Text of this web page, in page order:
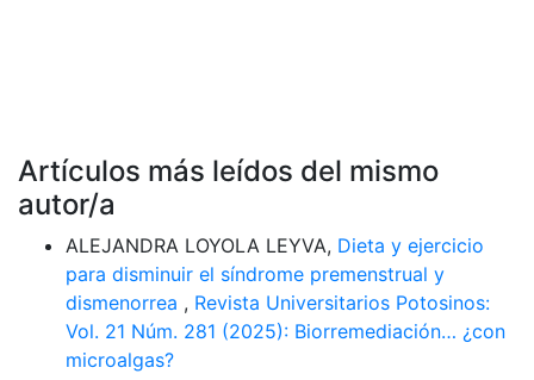
Artículos más leídos del mismo
autor/a
ALEJANDRA LOYOLA LEYVA, Dieta y ejercicio
para disminuir el síndrome premenstrual y
dismenorrea , Revista Universitarios Potosinos:
Vol. 21 Núm. 281 (2025): Biorremediación… ¿con
microalgas?